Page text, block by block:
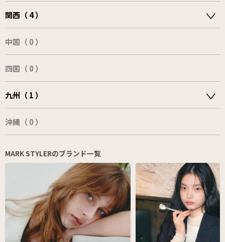
関西（ 4 ）
中国（ 0 ）
四国（ 0 ）
九州（ 1 ）
沖縄（ 0 ）
MARK STYLERのブランド一覧